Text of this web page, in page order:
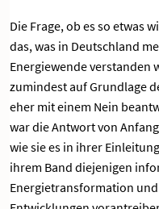
Die Frage, ob es so etwas
das, was in Deutschland
Energiewende verstanden
zumindest auf Grundlage
eher mit einem Nein
war die Antwort von
wie sie es in ihrer
ihrem Band diejenigen
Energietransformation